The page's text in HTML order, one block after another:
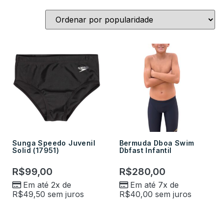
Sunga Speedo Juvenil
Solid (17951)
R$99,00
Em até 2x de
R$49,50 sem juros
Bermuda Dboa Swim
Dbfast Infantil
R$280,00
Em até 7x de
R$40,00 sem juros